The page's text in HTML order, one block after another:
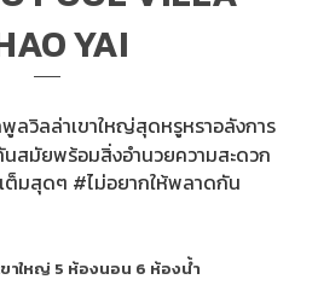
YAI
ลวิลล่าเขาใหญ่สุดหรูหราอลังการ
สมัยพร้อมสิ่งอำนวยความสะดวก
ต็มสุดๆ #ไม่อยากให้พลาดกัน
าใหญ่ 5 ห้องนอน 6 ห้องน้ำ